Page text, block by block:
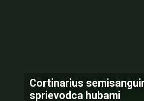
Cortinarius
sprievodca hubami